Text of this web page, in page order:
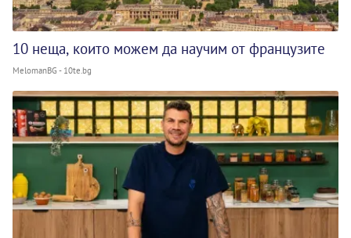
10 неща, които можем да научим от французите
MelomanBG - 10te.bg